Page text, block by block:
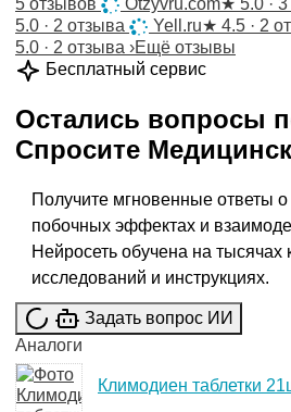
5 отзывов
Otzyvru.com★ 5.0 ·
5.0 · 2 отзыва
Yell.ru★ 4.5 · 2
5.0 · 2 отзыва ›Ещё отзывы
Бесплатный сервис
Остались вопросы
Спросите
Получите мгновенные ответы о
побочных эффектах и
Нейросеть обучена на тысячах
исследований и инструкциях.
Задать вопрос ИИ
Аналоги
Климодиен таблетки